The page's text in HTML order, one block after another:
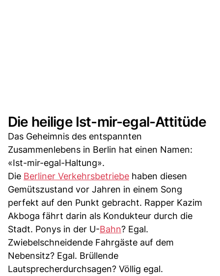
Die heilige Ist-mir-egal-Attitüde
Das Geheimnis des entspannten
Zusammenlebens in Berlin hat einen Namen:
«Ist-mir-egal-Haltung».
Die Berliner Verkehrsbetriebe haben diesen
Gemütszustand vor Jahren in einem Song
perfekt auf den Punkt gebracht. Rapper Kazim
Akboga fährt darin als Kondukteur durch die
Stadt. Ponys in der U-Bahn? Egal.
Zwiebelschneidende Fahrgäste auf dem
Nebensitz? Egal. Brüllende
Lautsprecherdurchsagen? Völlig egal.